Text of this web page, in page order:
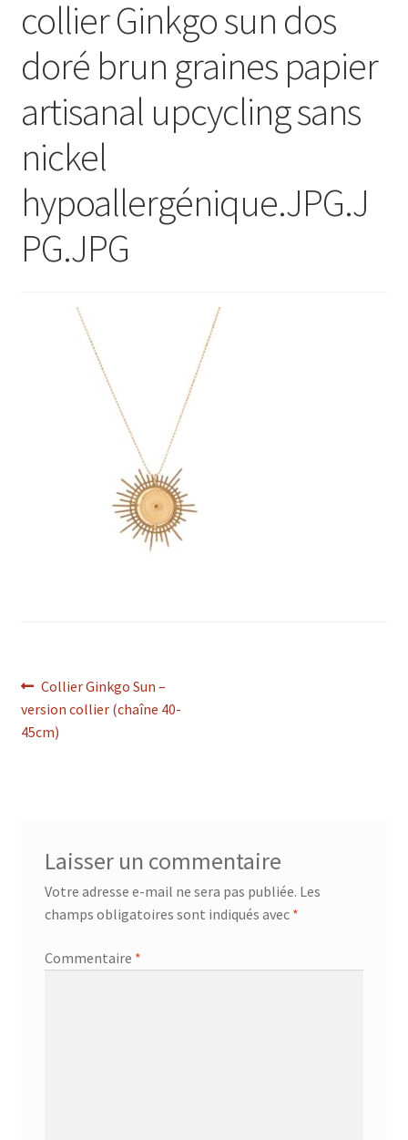
E Boutique
menu
Points de vente
Événements
Contact
collier Ginkgo sun dos
doré brun graines papier
artisanal upcycling sans
nickel
hypoallergénique.JPG.J
PG.JPG
Navigation
de
Article
précédent :
Collier Ginkgo Sun –
version collier (chaîne 40-
45cm)
Laisser un commentaire
Votre adresse e-mail ne sera pas publiée. Les
champs obligatoires sont indiqués avec *
Commentaire *